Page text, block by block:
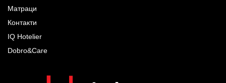
Матраци
Контакти
IQ Hotelier
Dobro&Care